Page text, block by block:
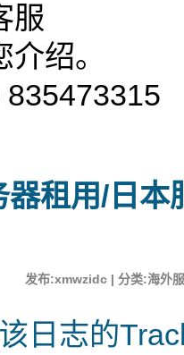
服
绍。
器租用/日本
发布:xmwzidc | 分类:海外
日志的